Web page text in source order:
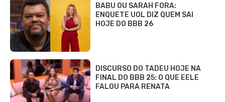
BABU OU SARAH FORA:
ENQUETE UOL DIZ QUEM SAI
HOJE DO BBB 26
DISCURSO DO TADEU HOJE NA
FINAL DO BBB 25: O QUE EELE
FALOU PARA RENATA